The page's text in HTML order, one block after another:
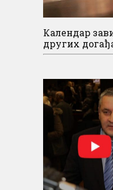
Календар
других